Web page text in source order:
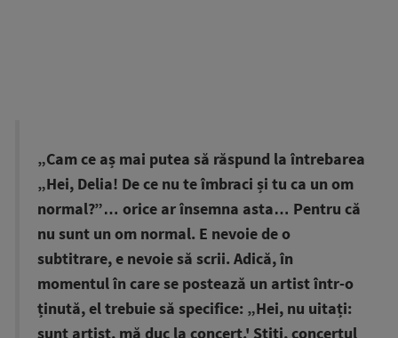
„Cam ce aș mai putea să răspund la întrebarea
„Hei, Delia! De ce nu te îmbraci și tu ca un om
normal?”… orice ar însemna asta… Pentru că
nu sunt un om normal. E nevoie de o
subtitrare, e nevoie să scrii. Adică, în
momentul în care se postează un artist într-o
ținută, el trebuie să specifice: „Hei, nu uitați:
sunt artist, mă duc la concert.' Știți, concertul